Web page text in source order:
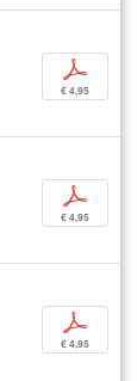
p
€ 4,95
p
€ 4,95
p
€ 4,95